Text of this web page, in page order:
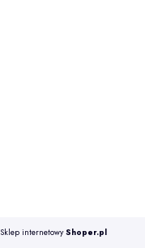
Sklep internetowyShoper.pl